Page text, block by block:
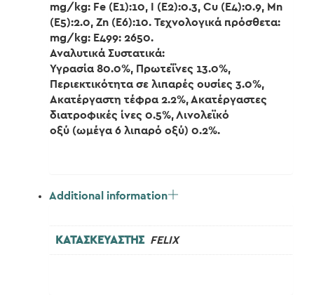
mg/kg: Fe (E1):10, I (E2):0.3, Cu (E4):0.9, Mn
(E5):2.0, Zn (E6):10. Τεχνολογικά πρόσθετα:
mg/kg: E499: 2650.
Αναλυτικά Συστατικά:
Υγρασία 80.0%, Πρωτεΐνες 13.0%,
Περιεκτικότητα σε λιπαρές ουσίες 3.0%,
Ακατέργαστη τέφρα 2.2%, Ακατέργαστες
διατροφικές ίνες 0.5%, Λινολεϊκό
οξύ (ωμέγα 6 λιπαρό οξύ) 0.2%.
Additional information
ΚΑΤΑΣΚΕΥΑΣΤΗΣ FELIX